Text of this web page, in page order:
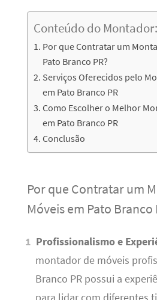
Conteúdo do Montador:
Por que Contratar um
Pato Branco PR?
Serviços Oferecidos pelo
em Pato Branco PR
Como Escolher o Melhor
em Pato Branco PR
Conclusão
Por que Contratar um
Móveis em Pato Branco
Profissionalismo e
montador de móveis
Branco PR possui a